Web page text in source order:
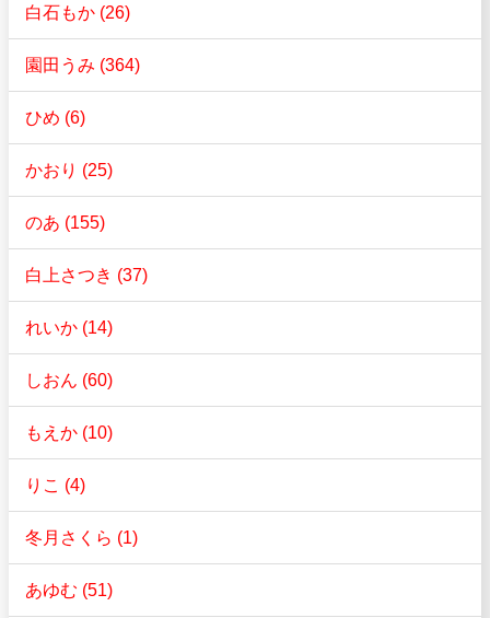
白石もか (26)
園田うみ (364)
ひめ (6)
かおり (25)
のあ (155)
白上さつき (37)
れいか (14)
しおん (60)
もえか (10)
りこ (4)
冬月さくら (1)
あゆむ (51)